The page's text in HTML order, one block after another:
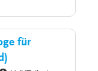
für